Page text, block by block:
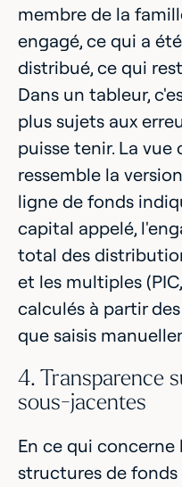
membre de la
engagé, ce qui a
distribué, ce qui
Dans un tableur,
plus sujets aux
puisse tenir. La
ressemble la
ligne de fonds
capital appelé,
total des
et les multiples (PIC,
calculés à partir
que saisis
4. Transparence
sous-jacentes
En ce qui concerne
structures de